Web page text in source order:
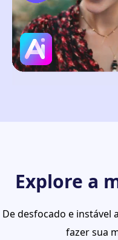
Explore a
De desfocado e instável
fazer sua